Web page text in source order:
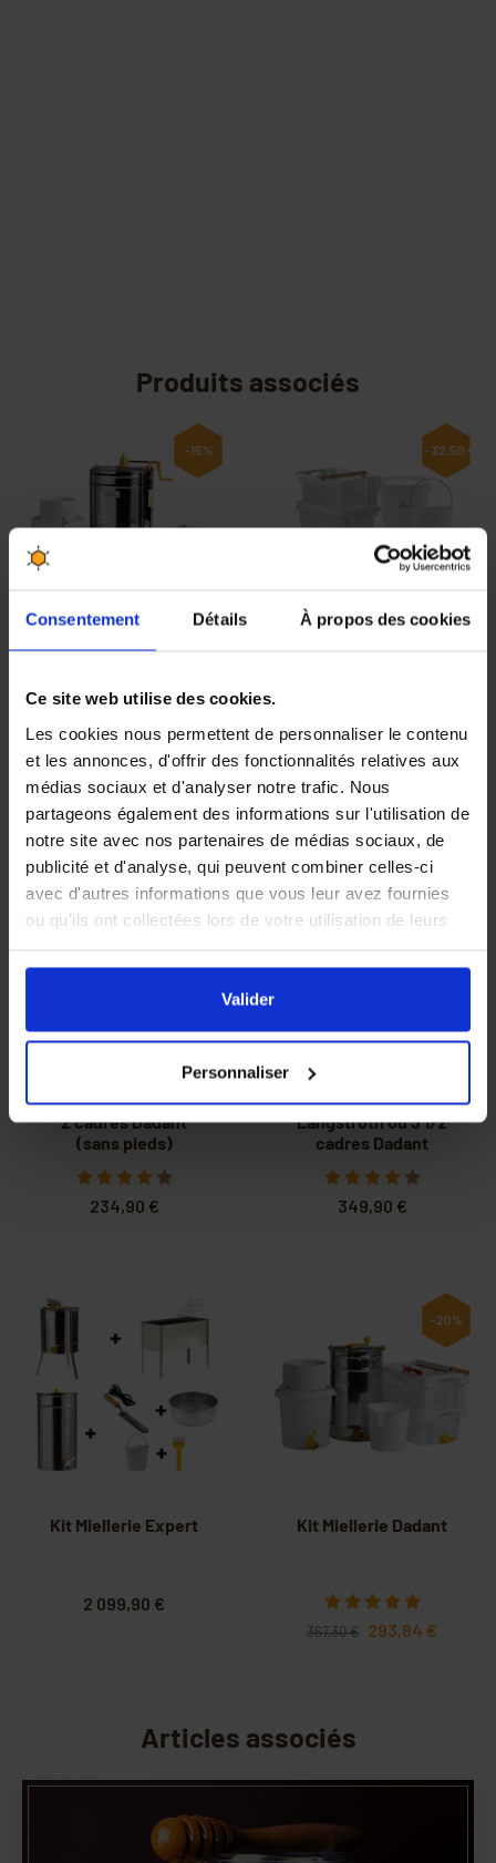
Consentement Détails À propos des cookies
Ce site web utilise des cookies.
Les cookies nous permettent de personnaliser le contenu
et les annonces, d'offrir des fonctionnalités relatives aux
médias sociaux et d'analyser notre trafic. Nous
partageons également des informations sur l'utilisation de
notre site avec nos partenaires de médias sociaux, de
publicité et d'analyse, qui peuvent combiner celles-ci
avec d'autres informations que vous leur avez fournies
ou qu'ils ont collectées lors de votre utilisation de leurs
En cliquant sur le boutonValidervous acceptez
l'ensemble des cookies de notre site ainsi que ceux de
nos partenaires. Vous pouvez également choisir les
Valider
Personnaliser
Produits associés
-15%
Kit Miellerie
(extracteur 9 1/2
702,00 € 596,70 €
-32,50 €
142,40 € 109,90 €
TOP
Extracteur 4 1/2 ou
2 cadres Dadant
(sans pieds)
234,90 €
Extracteur 3 cadres
Langstroth ou 3 1/2
cadres Dadant
349,90 €
Kit Miellerie Expert
2 099,90 €
-20%
Kit Miellerie Dadant
367,30 € 293,84 €
Articles associés